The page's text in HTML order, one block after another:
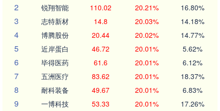
2 锐翔智能 110.02 20.21% 16.80%
3 志特新材 14.8 20.03% 14.18%
4 博腾股份 20.44 20.02% 14.77%
5 近岸蛋白 46.72 20.01% 5.62%
6 毕得医药 61.6 20.01% 6.12%
7 五洲医疗 83.62 20.01% 18.37%
8 耐科装备 49.67 20.01% 6.83%
9 一博科技 53.33 20.01% 17.26%